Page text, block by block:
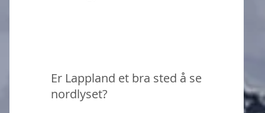
Er Lappland et bra sted å se
nordlyset?